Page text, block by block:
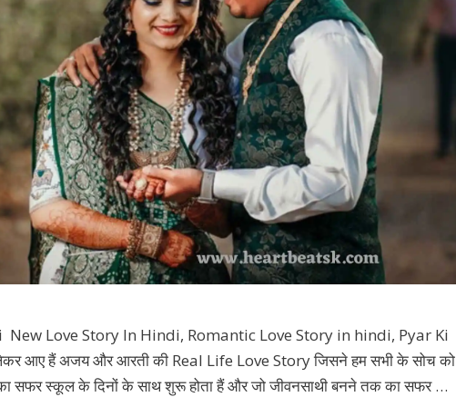
New Love Story In Hindi, Romantic Love Story in hindi, Pyar Ki
आए हैं अजय और आरती की Real Life Love Story जिसने हम सभी के सोच को
का सफर स्कूल के दिनों के साथ शुरू होता हैं और जो जीवनसाथी बनने तक का सफर …